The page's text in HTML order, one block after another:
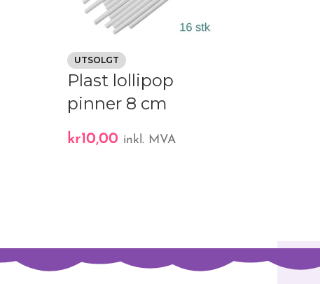
UTSOLGT
Plast lollipop
pinner 8 cm
kr10,00 inkl. MVA